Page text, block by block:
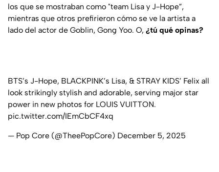
los que se mostraban como "team Lisa y J-Hope”,
mientras que otros prefirieron cómo se ve la artista a
lado del actor de Goblin, Gong Yoo. O, ¿tú qué opinas?
BTS’s J-Hope, BLACKPINK’s Lisa, & STRAY KIDS’ Felix all
look strikingly stylish and adorable, serving major star
power in new photos for LOUIS VUITTON.
pic.twitter.com/IEmCbCF4xq
— Pop Core (@TheePopCore) December 5, 2025